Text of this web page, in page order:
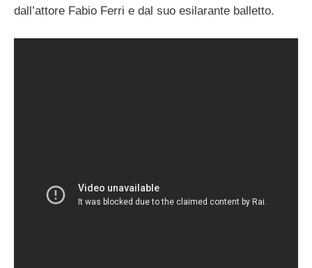
dall’attore Fabio Ferri e dal suo esilarante balletto.